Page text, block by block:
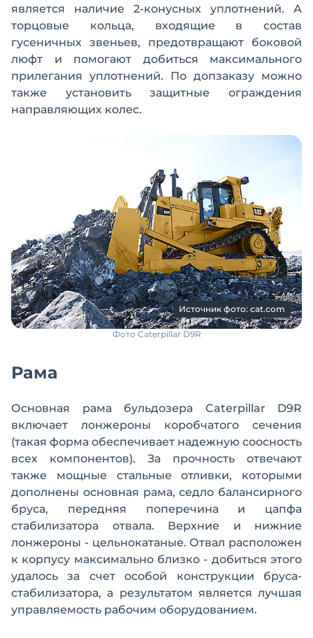
является наличие 2-конусных уплотнений. А
торцовые кольца, входящие в состав
гусеничных звеньев, предотвращают боковой
люфт и помогают добиться максимального
прилегания уплотнений. По допзаказу можно
также установить защитные ограждения
направляющих колес.
Источник фото: cat.com
Фото Caterpillar D9R
Рама
Основная рама бульдозера Caterpillar D9R
включает лонжероны коробчатого сечения
(такая форма обеспечивает надежную соосность
всех компонентов). За прочность отвечают
также мощные стальные отливки, которыми
дополнены основная рама, седло балансирного
бруса, передняя поперечина и цапфа
стабилизатора отвала. Верхние и нижние
лонжероны - цельнокатаные. Отвал расположен
к корпусу максимально близко - добиться этого
удалось за счет особой конструкции бруса-
стабилизатора, а результатом является лучшая
управляемость рабочим оборудованием.